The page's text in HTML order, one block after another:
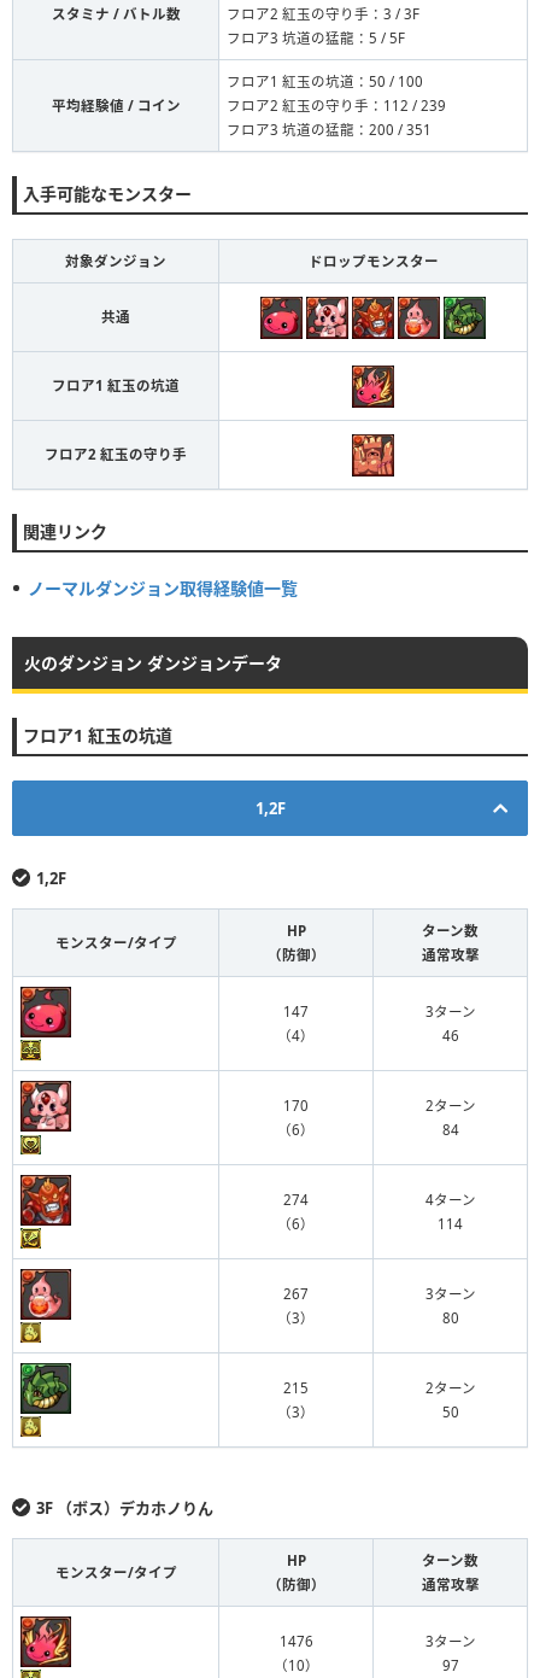
スタミナ / バトル数
フロア2 紅玉の守り手：3 / 3F
フロア3 坑道の猛龍：5 / 5F
平均経験値 / コイン
フロア1 紅玉の坑道：50 / 100
フロア2 紅玉の守り手：112 / 239
フロア3 坑道の猛龍：200 / 351
入手可能なモンスター
対象ダンジョン ドロップモンスター
共通
フロア1 紅玉の坑道
フロア2 紅玉の守り手
関連リンク
ノーマルダンジョン取得経験値一覧
火のダンジョン ダンジョンデータ
フロア1 紅玉の坑道
1,2F
1,2F
モンスター/タイプ
HP
（防御）
ターン数
通常攻撃
147
（4）
3ターン
46
170
（6）
2ターン
84
274
（6）
4ターン
114
267
（3）
3ターン
80
215
（3）
2ターン
50
3F （ボス）デカホノりん
モンスター/タイプ
HP
（防御）
ターン数
通常攻撃
1476
（10）
3ターン
97